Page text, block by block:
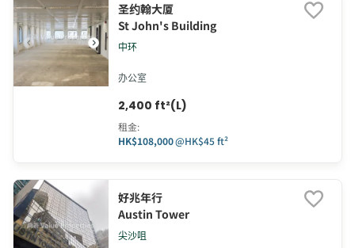
圣约翰大厦
St John's Building
中环
办公室
2,400 ft²(L)
租金:
HK$108,000@HK$45 ft²
好兆年行
Austin Tower
尖沙咀